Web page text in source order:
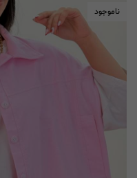
ناموجود